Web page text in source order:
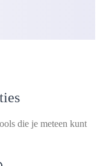
die je meteen kunt